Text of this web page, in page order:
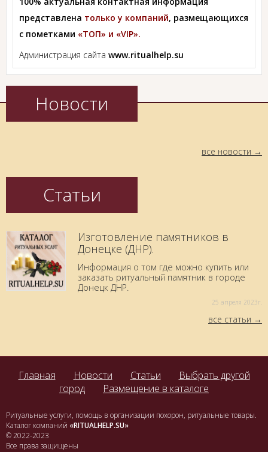
представлена только у компаний, размещающихся
с пометками «ТОП» и «VIP».
Администрация сайта www.ritualhelp.su
Новости
все новости
Статьи
Изготовление памятников в
Донецке (ДНР).
Информация о том где можно купить или
заказать ритуальный памятник в городе
Донецк ДНР.
25 aпреля 2023г.
все статьи
Главная Новости Статьи
Выбрать другой
город
Размещение в каталоге
Ритуальные услуги, помощь в организации похорон, ритуальные товары.
Каталог компаний «RITUALHELP.SU»
© 2022-2023
Все права защищены